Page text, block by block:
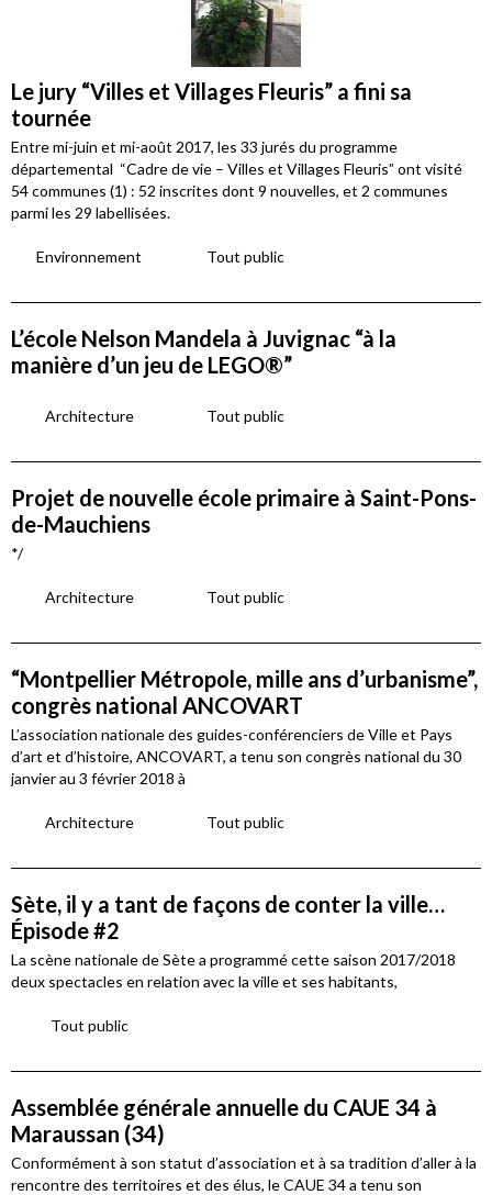
Le jury “Villes et Villages Fleuris” a fini sa
tournée
Entre mi-juin et mi-août 2017, les 33 jurés du programme
départemental “Cadre de vie – Villes et Villages Fleuris” ont visité
54 communes (1) : 52 inscrites dont 9 nouvelles, et 2 communes
parmi les 29 labellisées.
Environnement Tout public
L’école Nelson Mandela à Juvignac “à la
manière d’un jeu de LEGO®”
Architecture Tout public
Projet de nouvelle école primaire à Saint-Pons-
de-Mauchiens
*/
Architecture Tout public
“Montpellier Métropole, mille ans d’urbanisme”,
congrès national ANCOVART
L’association nationale des guides-conférenciers de Ville et Pays
d’art et d’histoire, ANCOVART, a tenu son congrès national du 30
janvier au 3 février 2018 à
Architecture Tout public
Sète, il y a tant de façons de conter la ville…
Épisode #2
La scène nationale de Sète a programmé cette saison 2017/2018
deux spectacles en relation avec la ville et ses habitants,
Tout public
Assemblée générale annuelle du CAUE 34 à
Maraussan (34)
Conformément à son statut d’association et à sa tradition d’aller à la
rencontre des territoires et des élus, le CAUE 34 a tenu son